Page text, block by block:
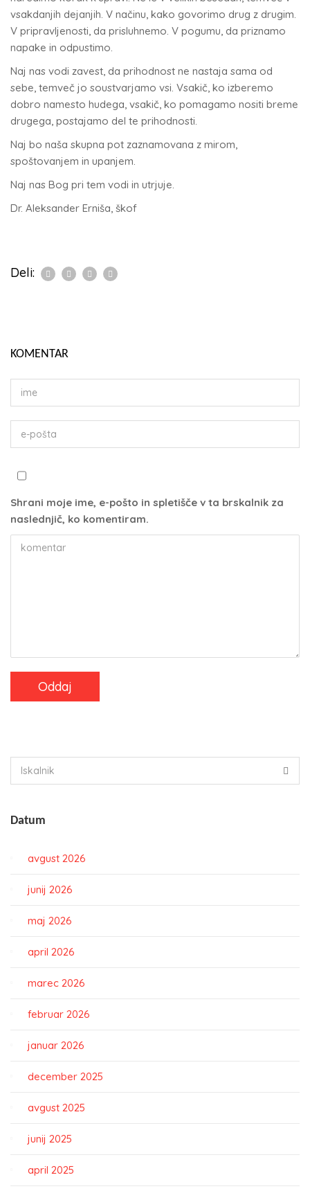
vsakdanjih dejanjih. V načinu, kako govorimo drug z drugim.
V pripravljenosti, da prisluhnemo. V pogumu, da priznamo
napake in odpustimo.
Naj nas vodi zavest, da prihodnost ne nastaja sama od
sebe, temveč jo soustvarjamo vsi. Vsakič, ko izberemo
dobro namesto hudega, vsakič, ko pomagamo nositi breme
drugega, postajamo del te prihodnosti.
Naj bo naša skupna pot zaznamovana z mirom,
spoštovanjem in upanjem.
Naj nas Bog pri tem vodi in utrjuje.
Dr. Aleksander Erniša, škof
Deli:
KOMENTAR
Shrani moje ime, e-pošto in spletišče v ta brskalnik za
naslednjič, ko komentiram.
Datum
avgust 2026
junij 2026
maj 2026
april 2026
marec 2026
februar 2026
januar 2026
december 2025
avgust 2025
junij 2025
april 2025